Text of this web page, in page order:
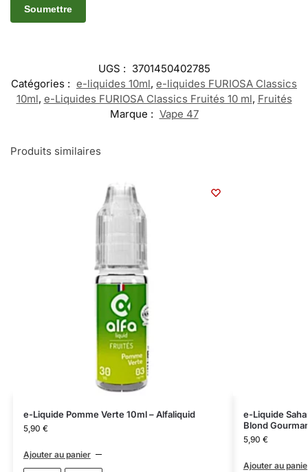
UGS : 3701450402785
Catégories : e-liquides 10ml, e-liquides FURIOSA Classics
10ml, e-Liquides FURIOSA Classics Fruités 10 ml, Fruités
Marque : Vape 47
Produits similaires
e-Liquide Pomme Verte 10ml – Alfaliquid
5,90 €
Ajouter au panier
e-Liquide
Blond
5,90 €
Ajouter au